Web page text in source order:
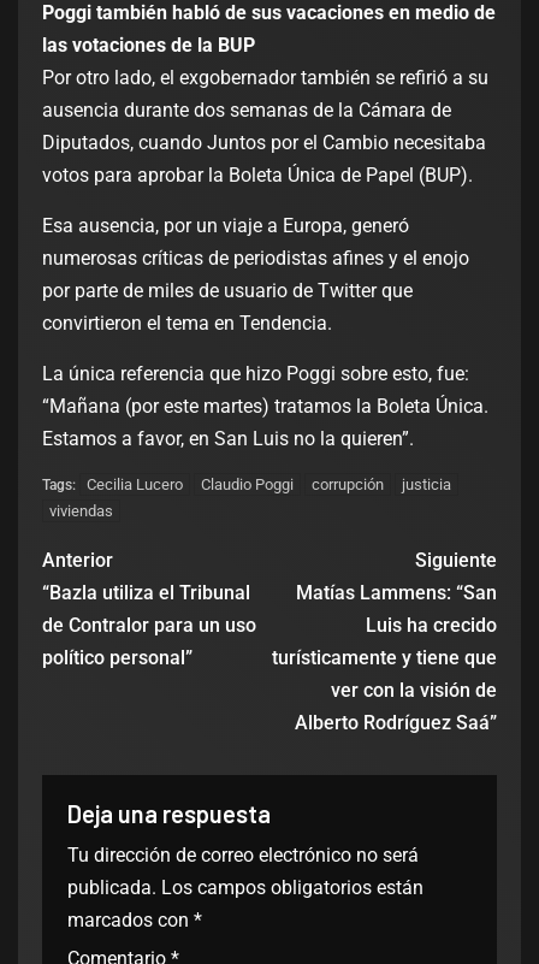
Poggi también habló de sus vacaciones en medio de
las votaciones de la BUP
Por otro lado, el exgobernador también se refirió a su
ausencia durante dos semanas de la Cámara de
Diputados, cuando Juntos por el Cambio necesitaba
votos para aprobar la Boleta Única de Papel (BUP).
Esa ausencia, por un viaje a Europa, generó
numerosas críticas de periodistas afines y el enojo
por parte de miles de usuario de Twitter que
convirtieron el tema en Tendencia.
La única referencia que hizo Poggi sobre esto, fue:
“Mañana (por este martes) tratamos la Boleta Única.
Estamos a favor, en San Luis no la quieren”.
Tags: Cecilia Lucero Claudio Poggi corrupción
justicia
viviendas
Anterior
“Bazla utiliza el Tribunal
de Contralor para un uso
político personal”
Siguiente
Matías Lammens: “San
Luis ha crecido
turísticamente y tiene que
ver con la visión de
Alberto Rodríguez Saá”
Deja una respuesta
Tu dirección de correo electrónico no será
publicada. Los campos obligatorios están
marcados con *
Comentario *